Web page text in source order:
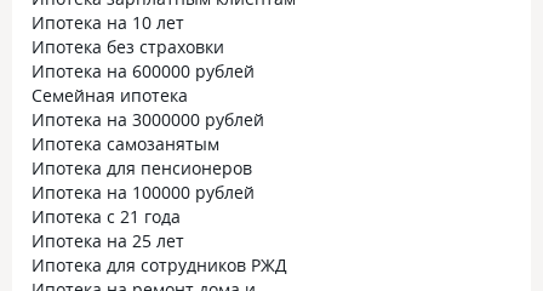
Ипотека на 10 лет
Ипотека без страховки
Ипотека на 600000 рублей
Семейная ипотека
Ипотека на 3000000 рублей
Ипотека самозанятым
Ипотека для пенсионеров
Ипотека на 100000 рублей
Ипотека с 21 года
Ипотека на 25 лет
Ипотека для сотрудников РЖД